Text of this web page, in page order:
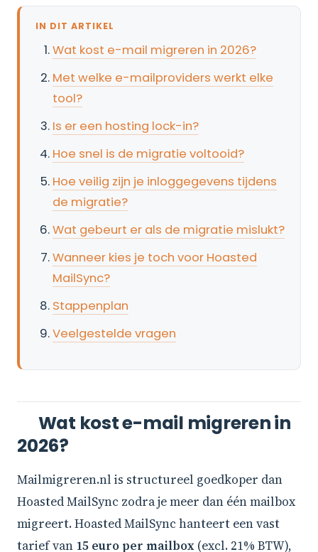
IN DIT ARTIKEL
Wat kost e-mail migreren in 2026?
Met welke e-mailproviders werkt elke
tool?
Is er een hosting lock-in?
Hoe snel is de migratie voltooid?
Hoe veilig zijn je inloggegevens tijdens
de migratie?
Wat gebeurt er als de migratie mislukt?
Wanneer kies je toch voor Hoasted
MailSync?
Stappenplan
Veelgestelde vragen
Wat kost e-mail migreren in
2026?
Mailmigreren.nl is structureel goedkoper dan
Hoasted MailSync zodra je meer dan één mailbox
migreert. Hoasted MailSync hanteert een vast
tarief van 15 euro per mailbox (excl. 21% BTW),